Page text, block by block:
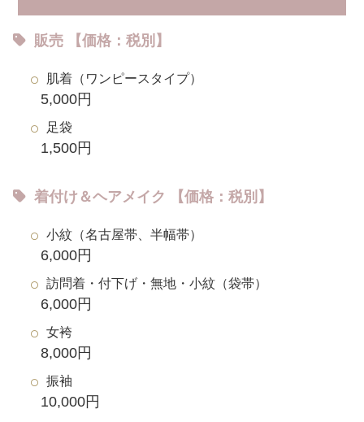
販売 【価格：税別】
肌着（ワンピースタイプ）
5,000円
足袋
1,500円
着付け＆ヘアメイク 【価格：税別】
小紋（名古屋帯、半幅帯）
6,000円
訪問着・付下げ・無地・小紋（袋帯）
6,000円
女袴
8,000円
振袖
10,000円